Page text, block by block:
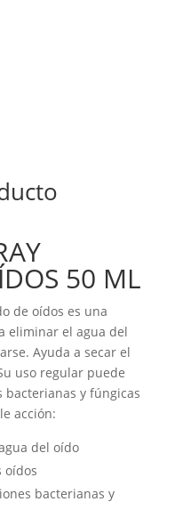
50 ML
de oídos es una
eliminar el agua del
Ayuda a secar el
uso regular puede
y fúngicas
acción:
del oído
oídos
bacterianas y